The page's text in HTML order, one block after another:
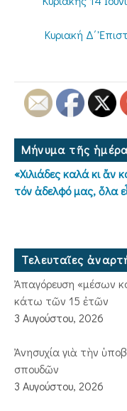
Κυριακή Δ΄
Μήνυμα τῆς
«Χιλιάδες καλά κι ἄν
τόν ἀδελφό μας, ὅλα
Τελευταῖες
Ἀπαγόρευση «μέσων
κάτω τῶν 15 ἐτῶν
3 Αυγούστου, 2026
Ἀνησυχία γιὰ τὴν
σπουδῶν
3 Αυγούστου, 2026